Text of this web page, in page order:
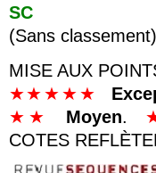
SC
(Sans classement)
MISE AUX
★★★★★
E
★★
Moyen.
COTES